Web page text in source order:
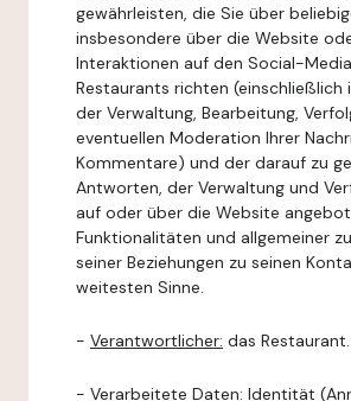
gewährleisten, die Sie über
insbesondere über die Website
Interaktionen auf den Social-
Restaurants richten (einschließlich
der Verwaltung, Bearbeitung,
eventuellen Moderation Ihrer
Kommentare) und der darauf zu
Antworten, der Verwaltung und
auf oder über die Website
Funktionalitäten und allgemeiner
seiner Beziehungen zu seinen
weitesten Sinne.
- Verantwortlicher: das Restaurant.
- Verarbeitete Daten: Identität